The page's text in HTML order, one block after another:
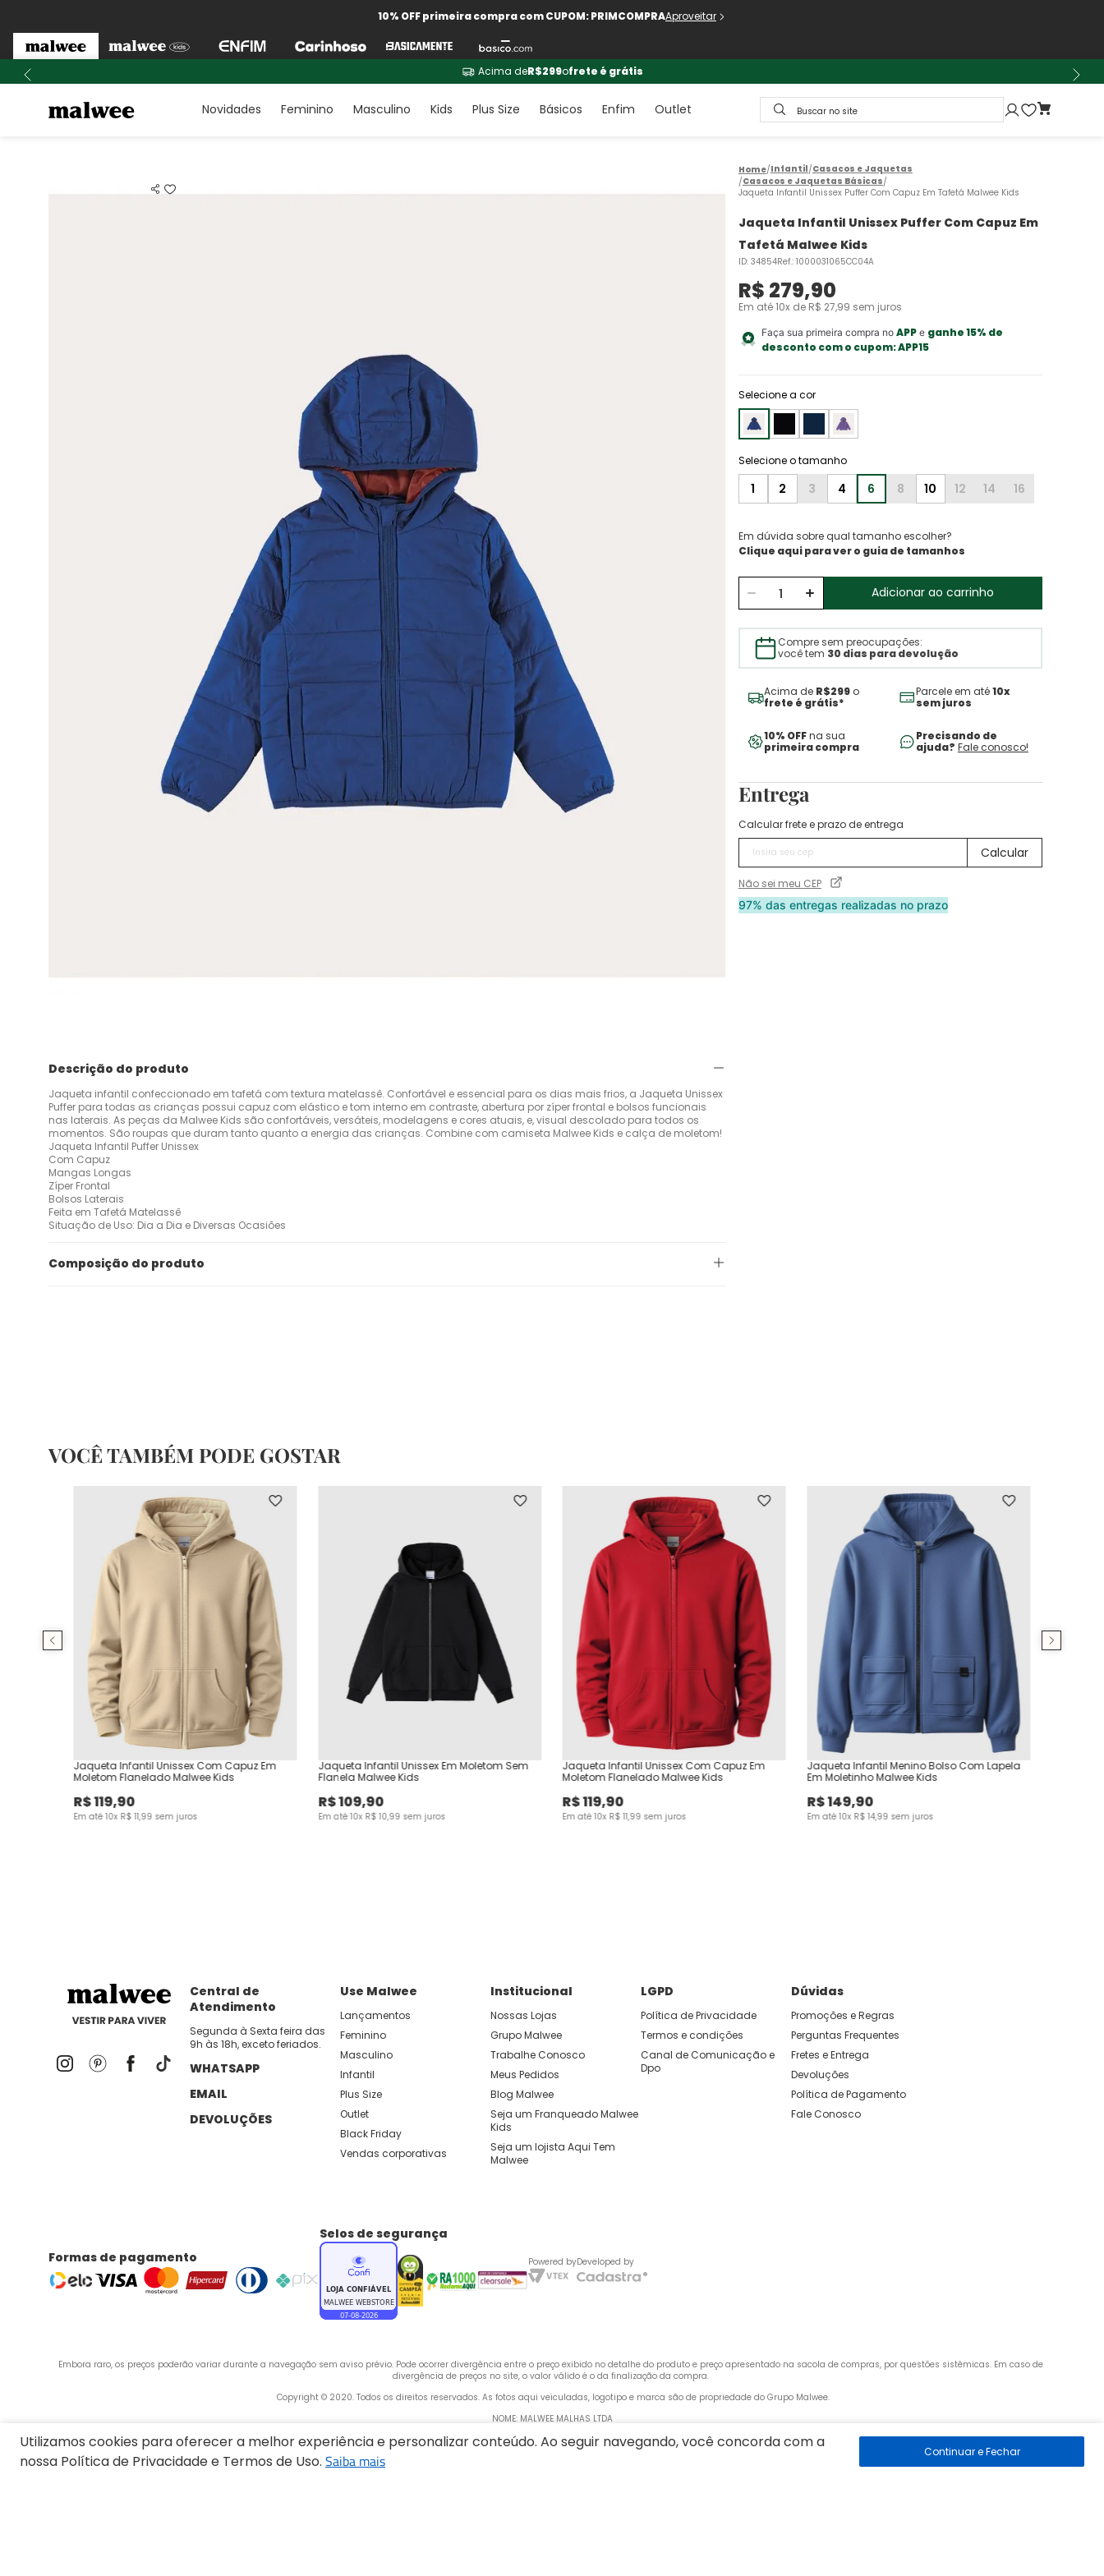
10% OFF primeira compra com CUPOM: PRIMCOMPRAAproveitar
Acima deR$299ofrete é grátis
Novidades Feminino Masculino Kids Plus Size Básicos Enfim Outlet Buscar no site
Descrição do produto
Jaqueta infantil confeccionado em tafetá com textura matelassê. Confortável e essencial para os dias mais frios, a Jaqueta Unissex
Puffer para todas as crianças possui capuz com elástico e tom interno em contraste, abertura por zíper frontal e bolsos funcionais
nas laterais. As peças da Malwee Kids são confortáveis, versáteis, modelagens e cores atuais, e, visual descolado para todos os
momentos. São roupas que duram tanto quanto a energia das crianças. Combine com camiseta Malwee Kids e calça de moletom!
Jaqueta Infantil Puffer Unissex
Com Capuz
Mangas Longas
Zíper Frontal
Bolsos Laterais
Feita em Tafetá Matelassê
Situação de Uso: Dia a Dia e Diversas Ocasiões
Composição do produto
Infantil Casacos e Jaquetas
Casacos e Jaquetas Básicas
Jaqueta Infantil Unissex Puffer Com Capuz Em Tafetá Malwee Kids
Jaqueta Infantil Unissex Puffer Com Capuz Em
Tafetá Malwee Kids
ID: 34854Ref.: 1000031065CC04A
R$ 279,90
Em até10x de R$ 27,99 sem juros
Faça sua primeira compra no APPe ganhe 15% de
desconto com o cupom:APP15
Selecione a cor
1 2 3 4 6 8 10 12 14 16
Em dúvida sobre qual tamanho escolher?
Clique aqui para ver o guia de tamanhos
Adicionar ao carrinho
Compre sem preocupações:
você tem 30 dias para devolução
Acima de R$299o
frete é grátis*
Parcele em até10x
sem juros
10% OFFna sua
primeira compra
Precisando de
ajuda? Fale conosco!
Entrega
Calcular frete e prazo de entrega
Não sei meu CEP
97% das entregas realizadas no prazo
VOCÊ TAMBÉM PODE GOSTAR
Jaqueta Infantil Unissex Com Capuz Em
Moletom Flanelado Malwee Kids
R$119,90
Em até10x R$ 11,99 sem juros
Jaqueta Infantil Unissex Em Moletom Sem
Flanela Malwee Kids
R$109,90
Em até10x R$ 10,99 sem juros
Jaqueta Infantil Unissex Com Capuz Em
Moletom Flanelado Malwee Kids
R$119,90
Em até10x R$ 11,99 sem juros
Jaqueta Infantil Menino Bolso Com Lapela
Em Moletinho Malwee Kids
R$149,90
Em até10x R$ 14,99 sem juros
Central de
Atendimento
Segunda à Sexta feira das
9h às 18h, exceto feriados.
WHATSAPP
EMAIL
DEVOLUÇÕES
Use Malwee
Lançamentos
Feminino
Masculino
Infantil
Plus Size
Outlet
Black Friday
Vendas corporativas
Institucional
Nossas Lojas
Grupo Malwee
Trabalhe Conosco
Meus Pedidos
Blog Malwee
Seja um Franqueado Malwee
Kids
Seja um lojista Aqui Tem
Malwee
LGPD
Política de Privacidade
Termos e condições
Canal de Comunicação e
Dpo
Dúvidas
Promoções e Regras
Perguntas Frequentes
Fretes e Entrega
Devoluções
Política de Pagamento
Fale Conosco
Formas de pagamento
Selos de segurança
Powered byDeveloped by
Embora raro, os preços poderão variar durante a navegação sem aviso prévio. Pode ocorrer divergência entre o preço exibido no detalhe do produto e preço apresentado na sacola de compras, por questões sistêmicas. Em caso de
divergência de preços no site, o valor válido é o da finalização da compra.
Copyright © 2020. Todos os direitos reservados. As fotos aqui veiculadas, logotipo e marca são de propriedade do Grupo Malwee.
NOME: MALWEE MALHAS LTDA
CNPJ: 84.429.737/0001-14
Endereço: Rua Bertha Weege, 200 - CEP: 89260-900 - Barra do Rio Cerro, Jaraguá do Sul - SC, 89260-500
Utilizamos cookies para oferecer a melhor experiência e personalizar conteúdo. Ao seguir navegando, você concorda com a
nossa Política de Privacidade e Termos de Uso. Saiba mais